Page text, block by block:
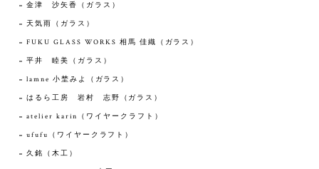
金津 沙矢香（ガラス）
天気雨（ガラス）
FUKU GLASS WORKS 相馬 佳織（ガラス）
平井 睦美（ガラス）
lamne 小埜みよ（ガラス）
はるら工房 岩村 志野（ガラス）
atelier karin（ワイヤークラフト）
ufufu（ワイヤークラフト）
久銘（木工）